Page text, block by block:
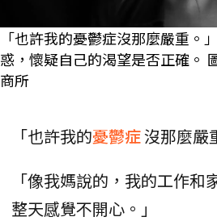
「也許我的憂鬱症沒那麼嚴重。
惑，懷疑自己的渴望是否正確。
商所
「也許我的憂鬱症沒那麼嚴
「像我媽說的，我的工作
整天感覺不開心。」